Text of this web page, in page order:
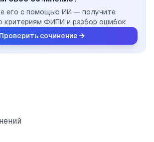
его с помощью ИИ — получите
критериям ФИПИ и разбор ошибок
Проверить сочинение